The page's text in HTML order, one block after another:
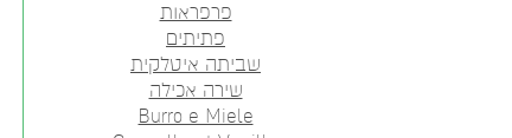
פרפראות
פתיתים
שביתה איטלקית
שירה אכילה
Burro e Miele